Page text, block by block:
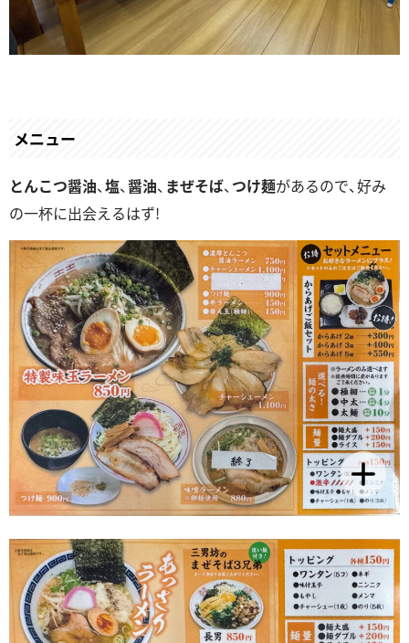
メニュー
とんこつ醤油、 塩、 醤油、 まぜそば、 つけ麺があるので、好み
の一杯に出会えるはず!